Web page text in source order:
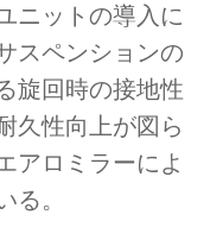
ニットの導入に
スペンションの
旋回時の接地性
久性向上が図ら
アロミラーによ
る。